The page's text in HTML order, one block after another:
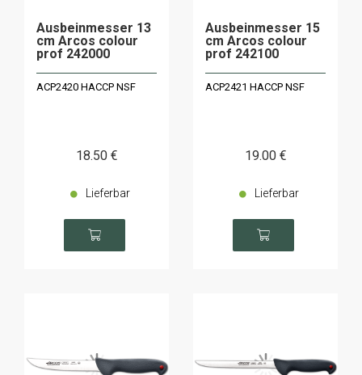
Ausbeinmesser 13
cm Arcos colour
prof 242000
ACP2420 HACCP NSF
18.50 €
Lieferbar
Ausbeinmesser 15
cm Arcos colour
prof 242100
ACP2421 HACCP NSF
19.00 €
Lieferbar